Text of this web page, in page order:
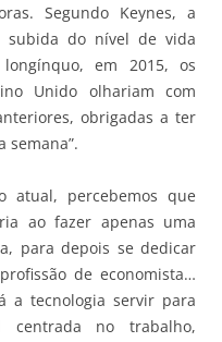
Segundo Keynes, a
subida do nível de vida
em 2015, os
Unido olhariam com
obrigadas a ter
semana”.
atual, percebemos que
ao fazer apenas uma
para depois se dedicar
de economista…
a tecnologia servir para
centrada no trabalho,